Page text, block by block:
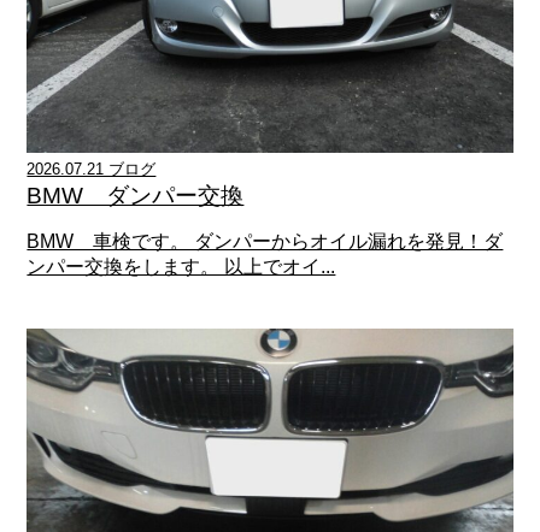
2026.07.21 ブログ
BMW ダンパー交換
BMW 車検です。 ダンパーからオイル漏れを発見！ダ
ンパー交換をします。 以上でオイ...